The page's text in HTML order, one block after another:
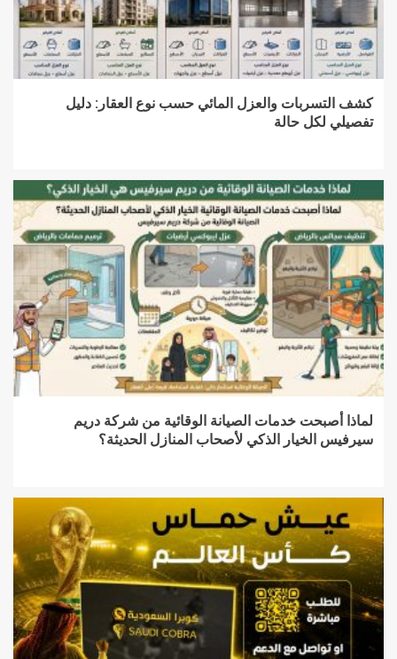
كشف التسربات والعزل المائي حسب نوع العقار: دليل
تفصيلي لكل حالة
لماذا أصبحت خدمات الصيانة الوقائية من شركة دريم
سيرفيس الخيار الذكي لأصحاب المنازل الحديثة؟